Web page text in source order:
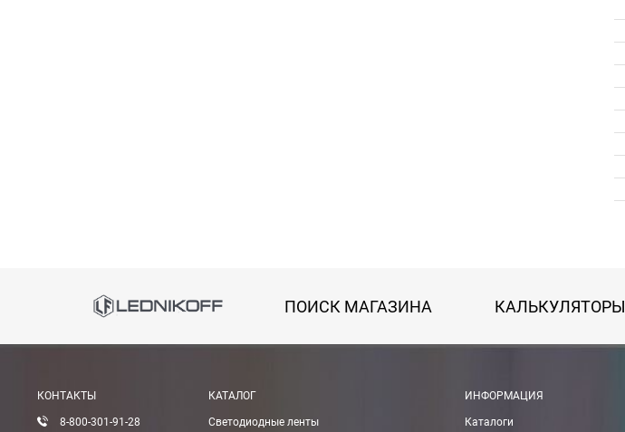
ПОИСК МАГАЗИНА КАЛЬКУЛЯТОРЫ
КОНТАКТЫ
8-800-301-91-28
КАТАЛОГ
Светодиодные ленты
ИНФОРМАЦИЯ
Каталоги